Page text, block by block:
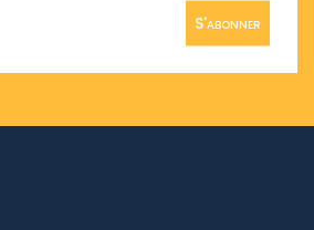
S'abonner